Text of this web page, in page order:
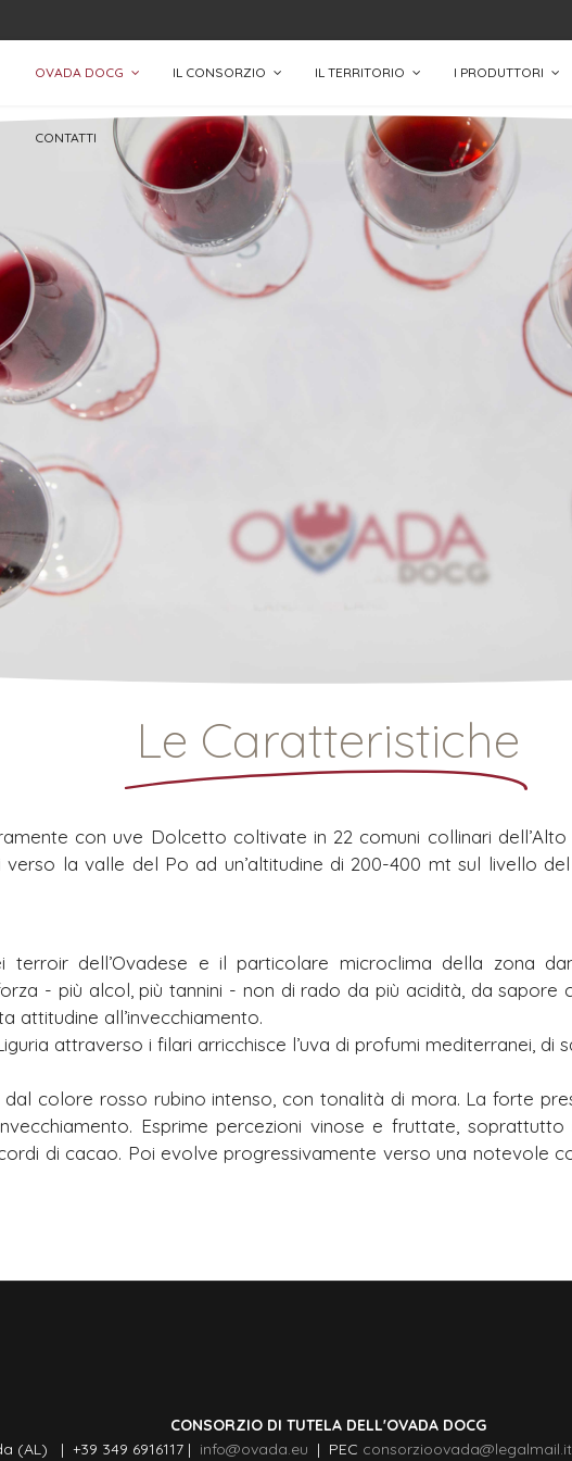
OVADA DOCG IL CONSORZIO IL TERRITORIO I PRODUTTORI
CONTATTI
Le Caratteristiche
con uve Dolcetto coltivate in 22 comuni collinari
verso la valle del Po ad un’altitudine di 200-400 mt sul livello
terroir dell’Ovadese e il particolare microclima della zona
- più alcol, più tannini - non di rado da più acidità, da
attitudine all’invecchiamento.
attraverso i filari arricchisce l’uva di profumi mediterranei, di
colore rosso rubino intenso, con tonalità di mora. La forte
Esprime percezioni vinose e fruttate,
di cacao. Poi evolve progressivamente verso una notevole
CONSORZIO DI TUTELA DELL'OVADA DOCG
(AL) | +39 349 6916117 | info@ovada.eu | PEC consorzioovada@legalmail.it